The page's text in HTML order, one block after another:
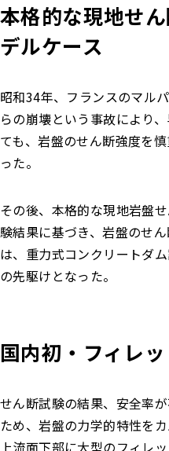
本格的な現地せ
デルケース
昭和34年、フランスのマル
らの崩壊という事故により
ても、岩盤のせん断強度を
った。
その後、本格的な現地岩盤
験結果に基づき、岩盤のせ
は、重力式コンクリートダ
の先駆けとなった。
国内初・フィレ
せん断試験の結果、安全率
ため、岩盤の力学的特性を